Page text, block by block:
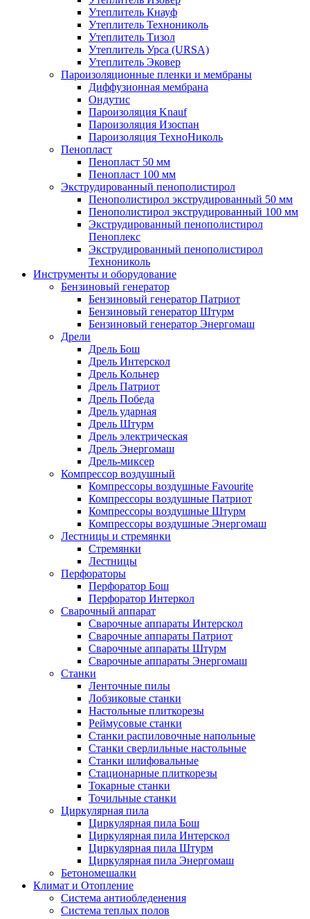
Утеплитель Кнауф
Утеплитель Технониколь
Утеплитель Тизол
Утеплитель Урса (URSA)
Утеплитель Эковер
Пароизоляционные пленки и мембраны
Диффузионная мембрана
Ондутис
Пароизоляция Knauf
Пароизоляция Изоспан
Пароизоляция ТехноНиколь
Пенопласт
Пенопласт 50 мм
Пенопласт 100 мм
Экструдированный пенополистирол
Пенополистирол экструдированный 50 мм
Пенополистирол экструдированный 100 мм
Экструдированный пенополистирол
Пеноплекс
Экструдированный пенополистирол
Технониколь
Инструменты и оборудование
Бензиновый генератор
Бензиновый генератор Патриот
Бензиновый генератор Штурм
Бензиновый генератор Энергомаш
Дрели
Дрель Бош
Дрель Интерскол
Дрель Кольнер
Дрель Патриот
Дрель Победа
Дрель ударная
Дрель Штурм
Дрель электрическая
Дрель Энергомаш
Дрель-миксер
Компрессор воздушный
Компрессоры воздушные Favourite
Компрессоры воздушные Патриот
Компрессоры воздушные Штурм
Компрессоры воздушные Энергомаш
Лестницы и стремянки
Стремянки
Лестницы
Перфораторы
Перфоратор Бош
Перфоратор Интеркол
Сварочный аппарат
Сварочные аппараты Интерскол
Сварочные аппараты Патриот
Сварочные аппараты Штурм
Сварочные аппараты Энергомаш
Станки
Ленточные пилы
Лобзиковые станки
Настольные плиткорезы
Реймусовые станки
Станки распиловочные напольные
Станки сверлильные настольные
Станки шлифовальные
Стационарные плиткорезы
Токарные станки
Точильные станки
Циркулярная пила
Циркулярная пила Бош
Циркулярная пила Интерскол
Циркулярная пила Штурм
Циркулярная пила Энергомаш
Бетономешалки
Климат и Отопление
Система антиобледенения
Система теплых полов